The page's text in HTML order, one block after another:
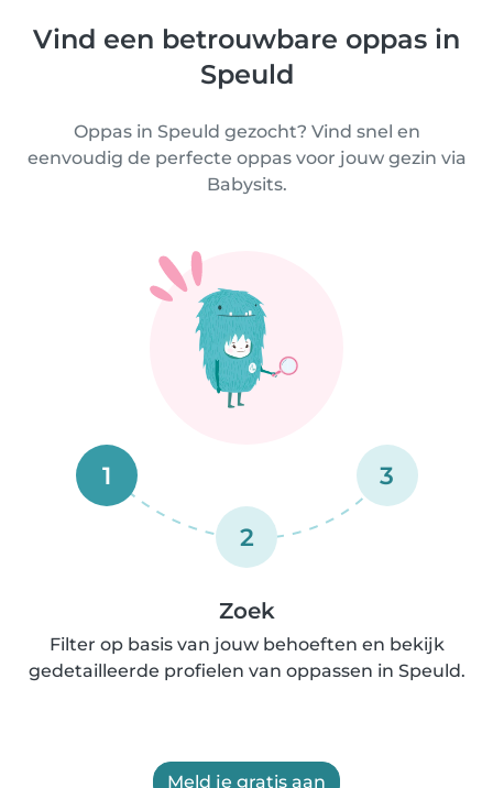
Vind een betrouwbare oppas in
Speuld
Oppas in Speuld gezocht? Vind snel en
eenvoudig de perfecte oppas voor jouw gezin via
Babysits.
1
2
3
Zoek
Filter op basis van jouw behoeften en bekijk
gedetailleerde profielen van oppassen in Speuld.
Meld je gratis aan